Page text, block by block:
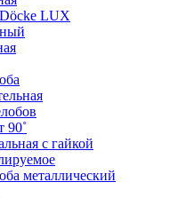
LUX
90˚
с гайкой
металлический